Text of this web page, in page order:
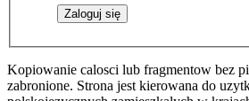
Kopiowanie calosci lub fragmentow bez
zabronione. Strona jest kierowana do